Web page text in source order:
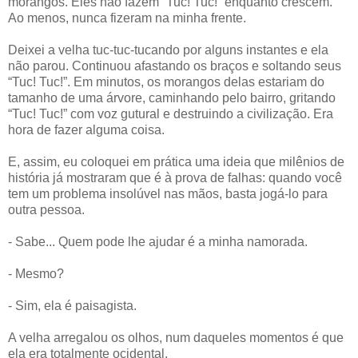
Ao menos, nunca fizeram na minha frente.
Deixei a velha tuc-tuc-tucando por alguns instantes e ela
não parou. Continuou afastando os braços e soltando seus
“Tuc! Tuc!”. Em minutos, os morangos delas estariam do
tamanho de uma árvore, caminhando pelo bairro, gritando
“Tuc! Tuc!” com voz gutural e destruindo a civilização. Era
hora de fazer alguma coisa.
E, assim, eu coloquei em prática uma ideia que milênios de
história já mostraram que é à prova de falhas: quando você
tem um problema insolúvel nas mãos, basta jogá-lo para
outra pessoa.
- Sabe... Quem pode lhe ajudar é a minha namorada.
- Mesmo?
- Sim, ela é paisagista.
A velha arregalou os olhos, num daqueles momentos é que
ela era totalmente ocidental.